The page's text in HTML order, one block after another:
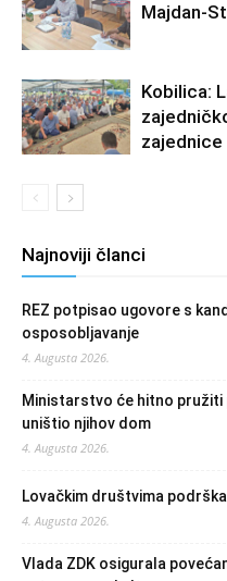
Majdan-
Kobilica:
zajednice
Najnoviji članci
REZ potpisao ugovore s
osposobljavanje
4. Augusta 2026.
Ministarstvo će hitno pružiti
uništio njihov dom
4. Augusta 2026.
Lovačkim društvima
4. Augusta 2026.
Vlada ZDK osigurala